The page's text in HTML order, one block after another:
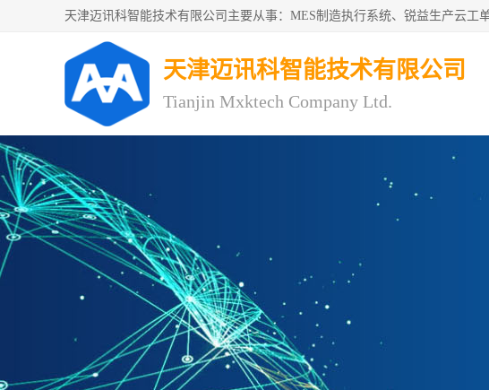
天津迈讯科智能技术有限公司
Tianjin Mxktech Company Ltd.